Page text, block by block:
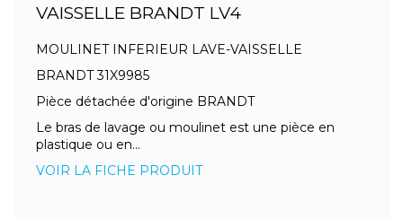
VAISSELLE BRANDT LV4
MOULINET INFERIEUR LAVE-VAISSELLE
BRANDT 31X9985
Pièce détachée d'origine BRANDT
Le bras de lavage ou moulinet est une pièce en
plastique ou en...
VOIR LA FICHE PRODUIT